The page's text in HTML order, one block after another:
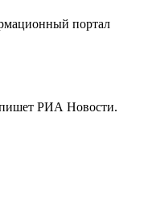
портал
пишет РИА Новости.